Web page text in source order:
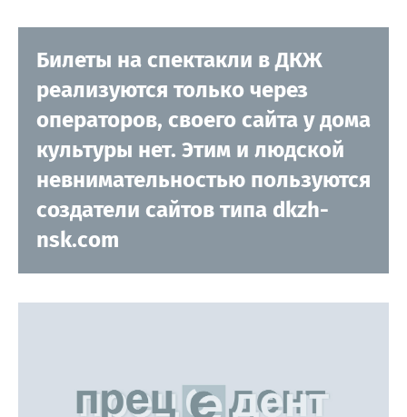
Билеты на спектакли в ДКЖ
реализуются только через
операторов, своего сайта у дома
культуры нет. Этим и людской
невнимательностью пользуются
создатели сайтов типа dkzh-
nsk.com